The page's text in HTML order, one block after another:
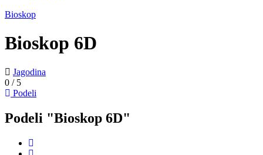
Bioskop
Bioskop 6D
Jagodina
0 /5
Podeli
Podeli "Bioskop 6D"